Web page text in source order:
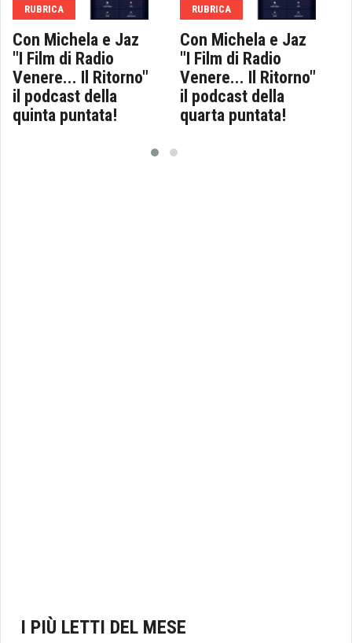
RUBRICA
Con Michela e Jaz
"I Film di Radio
Venere... Il Ritorno"
il podcast della
quinta puntata!
RUBRICA
Con Michela e Jaz
"I Film di Radio
Venere... Il Ritorno"
il podcast della
quarta puntata!
I PIÙ LETTI DEL MESE